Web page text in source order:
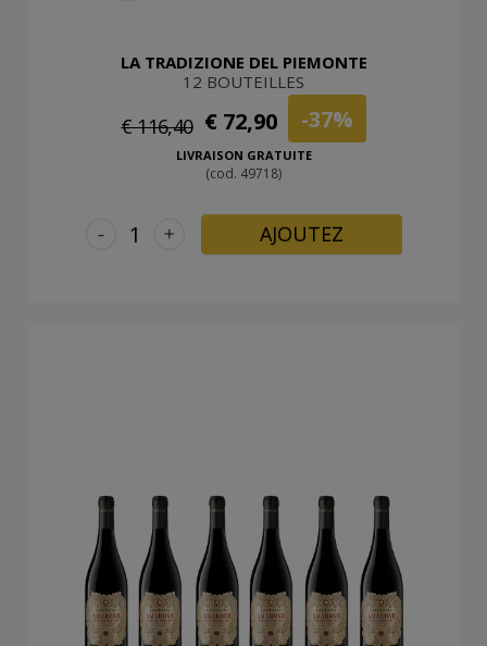
LA TRADIZIONE DEL PIEMONTE
12 BOUTEILLES
€ 116,40 € 72,90 -37%
LIVRAISON GRATUITE
(cod. 49718)
+
- AJOUTEZ